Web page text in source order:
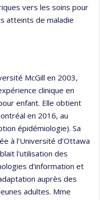
vers les soins pour
atteints de maladie
McGill en 2003,
clinique en
enfant. Elle obtient
en 2016, au
épidémiologie). Sa
à l’Université d’Ottawa
l'utilisation des
d'information et
auprès des
adultes. Mme